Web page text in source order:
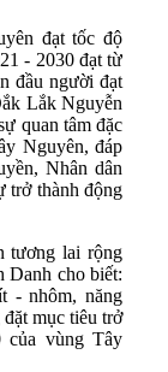
đạt tốc độ
- 2030 đạt từ
đầu người đạt
Lắk Nguyễn
quan tâm đặc
Nguyên, đáp
Nhân dân
trở thành động
tương lai rộng
cho biết:
- nhôm, năng
mục tiêu trở
của vùng Tây